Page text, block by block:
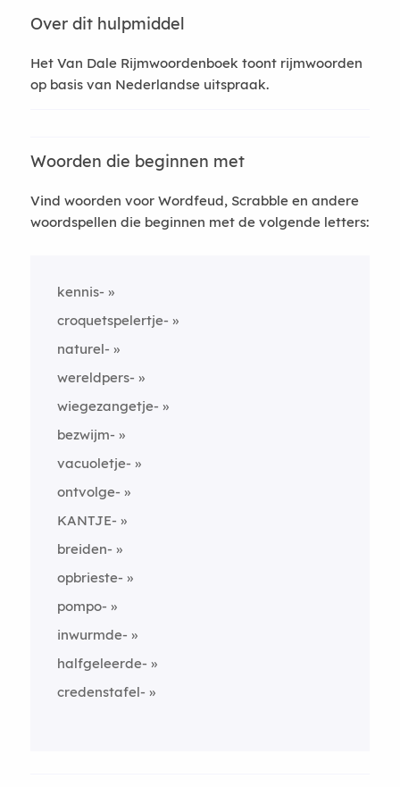
Over dit hulpmiddel
Het Van Dale Rijmwoordenboek toont rijmwoorden
op basis van Nederlandse uitspraak.
Woorden die beginnen met
Vind woorden voor Wordfeud, Scrabble en andere
woordspellen die beginnen met de volgende letters:
kennis-
croquetspelertje-
naturel-
wereldpers-
wiegezangetje-
bezwijm-
vacuoletje-
ontvolge-
KANTJE-
breiden-
opbrieste-
pompo-
inwurmde-
halfgeleerde-
credenstafel-